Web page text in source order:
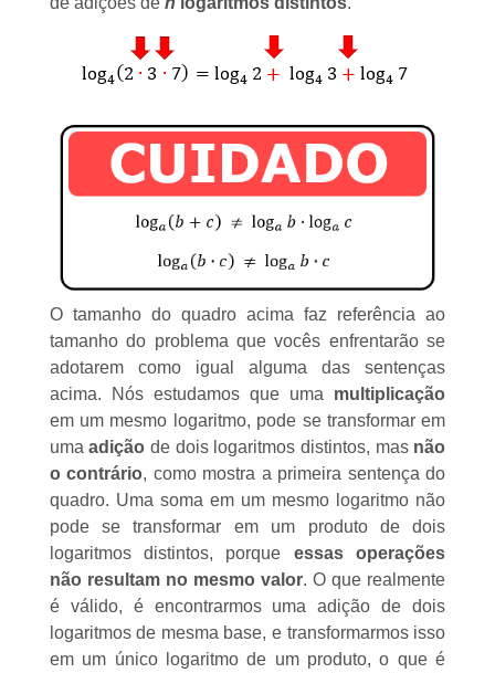
O tamanho do quadro acima faz referência ao
tamanho do problema que vocês enfrentarão se
adotarem como igual alguma das sentenças
acima. Nós estudamos que uma multiplicação
em um mesmo logaritmo, pode se transformar em
umaadição de dois logaritmos distintos, mas não
o contrário, como mostra a primeira sentença do
quadro. Uma soma em um mesmo logaritmo não
pode se transformar em um produto de dois
logaritmos distintos, porque essas operações
não resultam no mesmo valor. O que realmente
é válido, é encontrarmos uma adição de dois
logaritmos de mesma base, e transformarmos isso
em um único logaritmo de um produto, o que é